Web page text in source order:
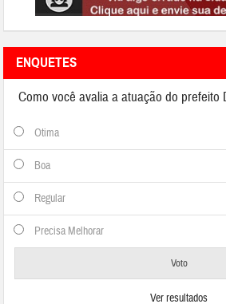
ENQUETES
Como você avalia a atuação do prefeito
Otima
Boa
Regular
Precisa Melhorar
Ver resultados